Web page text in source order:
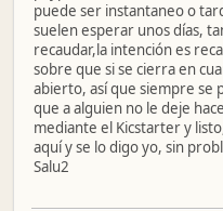
puede ser instantaneo o
suelen esperar unos días,
recaudar,la intención es
sobre que si se cierra en
abierto, así que siempre se
que a alguien no le deje
mediante el Kicstarter y
aquí y se lo digo yo, sin
Salu2